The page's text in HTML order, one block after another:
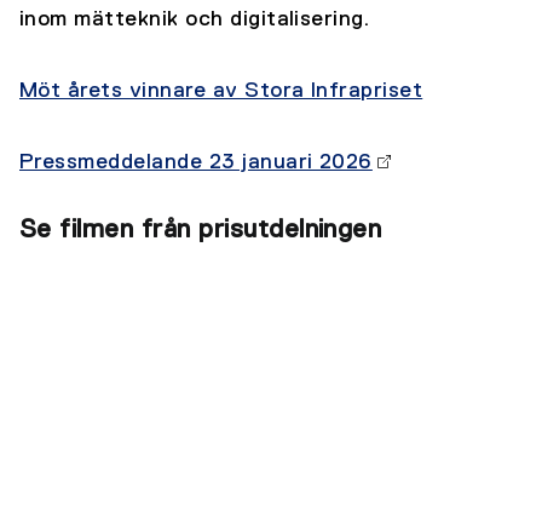
inom mätteknik och digitalisering.
Möt årets vinnare av Stora Infrapriset
Pressmeddelande 23 januari 2026
Se filmen från prisutdelningen